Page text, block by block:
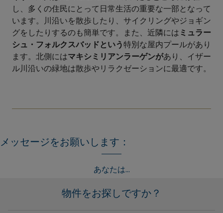
し、多くの住民にとって日常生活の重要な一部となって
います。川沿いを散歩したり、サイクリングやジョギン
グをしたりするのも簡単です。また、近隣には ミュラー
シュ・フォルクスバッドという特別な屋内プールがあり
ます。北側にはマキシミリアンラーゲンがあり、イザー
ル川沿いの緑地は散歩やリラクゼーションに最適です。
メッセージをお願いします：
あなたは...
物件をお探しですか？